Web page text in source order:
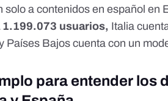
solo a contenidos en español en
1.199.073 usuarios, Italia
Países Bajos cuenta con un
para entender los